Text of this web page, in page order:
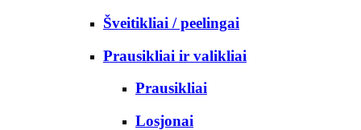
Šveitikliai / peelingai
Prausikliai ir valikliai
Prausikliai
Losjonai